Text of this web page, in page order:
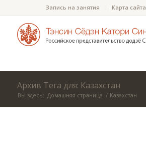
Запись на занятия Карта сайта
Архив Тега для: Казахстан
Вы здесь: Домашняя страница / Казахстан